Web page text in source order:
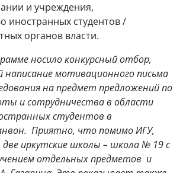
и учреждения,
иностранных студентов /
органов власти.
носило конкурсный отбор,
написание мотивационного письма
на предмет предложений по
и сотрудничества в области
студентов в
Приятно, что помимо ИГУ,
иркутские школы – школа № 19 с
отдельных предметов и